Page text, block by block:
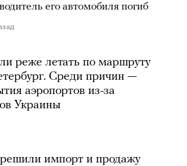
его автомобиля погиб
реже летать по маршруту
Среди причин —
аэропортов из-за
Украины
импорт и продажу